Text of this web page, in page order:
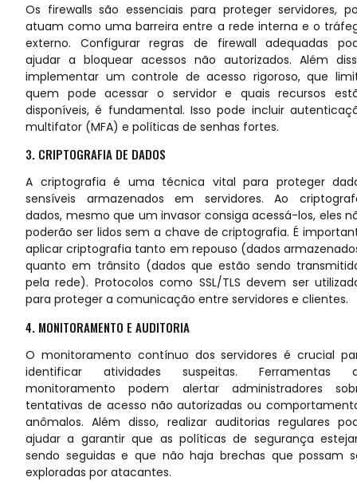
Os firewalls são essenciais para proteger servidores,
atuam como uma barreira entre a rede interna e o
externo. Configurar regras de firewall adequadas
ajudar a bloquear acessos não autorizados. Além
implementar um controle de acesso rigoroso, que
quem pode acessar o servidor e quais recursos
disponíveis, é fundamental. Isso pode incluir
multifator (MFA) e políticas de senhas fortes.
3. CRIPTOGRAFIA DE DADOS
A criptografia é uma técnica vital para proteger
sensíveis armazenados em servidores. Ao
dados, mesmo que um invasor consiga acessá-los, eles
poderão ser lidos sem a chave de criptografia. É
aplicar criptografia tanto em repouso (dados
quanto em trânsito (dados que estão sendo
pela rede). Protocolos como SSL/TLS devem ser
para proteger a comunicação entre servidores e clientes.
4. MONITORAMENTO E AUDITORIA
O monitoramento contínuo dos servidores é crucial
identificar atividades suspeitas. Ferramentas
monitoramento podem alertar administradores
tentativas de acesso não autorizadas ou
anômalos. Além disso, realizar auditorias regulares
ajudar a garantir que as políticas de segurança
sendo seguidas e que não haja brechas que possam
exploradas por atacantes.